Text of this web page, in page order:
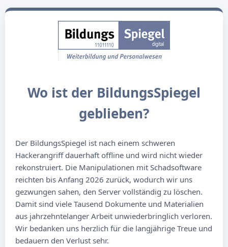
Wo ist der BildungsSpiegel
geblieben?
Der BildungsSpiegel ist nach einem schweren
Hackerangriff dauerhaft offline und wird nicht wieder
rekonstruiert. Die Manipulationen mit Schadsoftware
reichten bis Anfang 2026 zurück, wodurch wir uns
gezwungen sahen, den Server vollständig zu löschen.
Damit sind viele Tausend Dokumente und Materialien
aus jahrzehntelanger Arbeit unwiederbringlich verloren.
Wir bedanken uns herzlich für die langjährige Treue und
bedauern den Verlust sehr.